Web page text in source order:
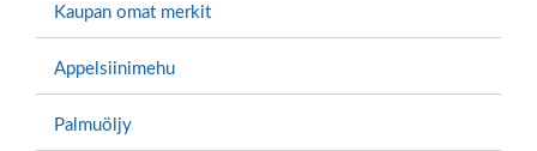
Kaupan omat merkit
Appelsiinimehu
Palmuöljy